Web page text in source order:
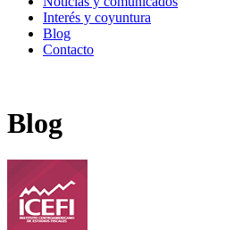
Interés y coyuntura
Blog
Contacto
Blog